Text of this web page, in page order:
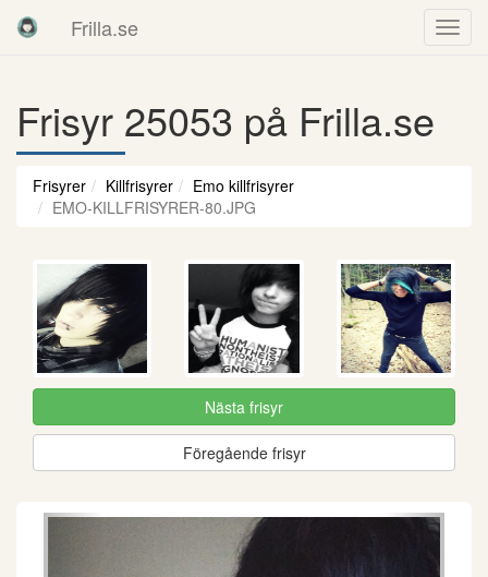
Frilla.se
Frisyr 25053 på Frilla.se
Frisyrer Killfrisyrer
Emo killfrisyrer
EMO-KILLFRISYRER-80.JPG
Nästa frisyr
Föregående frisyr
Föregående